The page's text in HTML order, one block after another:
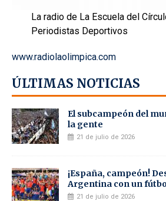
La radio de La Escuela del
Periodistas Deportivos
www.radiolaolimpica.com
ÚLTIMAS NOTICIAS
El subcampeón del
la gente
21 de julio de 2026
¡España, campeón!
Argentina con un
21 de julio de 2026